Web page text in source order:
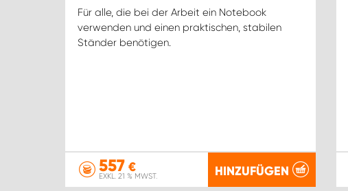
Für alle, die bei der Arbeit ein Notebook
verwenden und einen praktischen, stabilen
Ständer benötigen.
557 €
EXKL. 21 % MWST. HINZUFÜGEN